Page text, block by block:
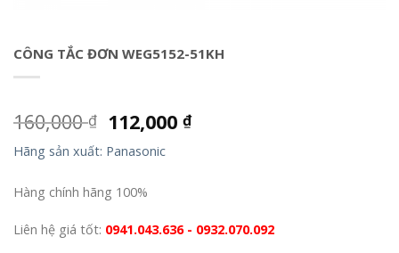
CÔNG TẮC ĐƠN WEG5152-51KH
160,000₫ 112,000₫
Hãng sản xuất: Panasonic
Hàng chính hãng 100%
Liên hệ giá tốt: 0941.043.636 - 0932.070.092